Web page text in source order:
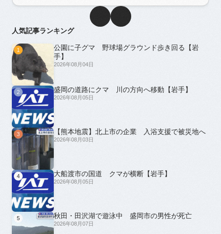
人気記事ランキング
1
公園に子グマ 野球場グラウンド歩き回る【岩
手】
2026年08月04日
2 盛岡の道路にクマ 川の方向へ移動【岩手】
2026年08月05日
3 【熊本地震】北上市の企業 入浴支援で被災地へ
2026年08月03日
4 大船渡市の国道 クマが横断【岩手】
2026年08月05日
5 秋田・田沢湖で遊泳中 盛岡市の男性が死亡
2026年08月07日